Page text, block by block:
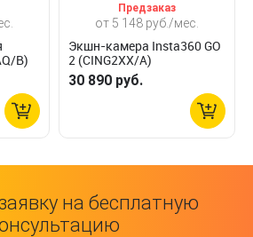
B)
от 5 148 руб./мес.
Предзаказ
Экшн-камера Insta360 GO
2 (CING2XX/A)
30 890 руб.
на бесплатную